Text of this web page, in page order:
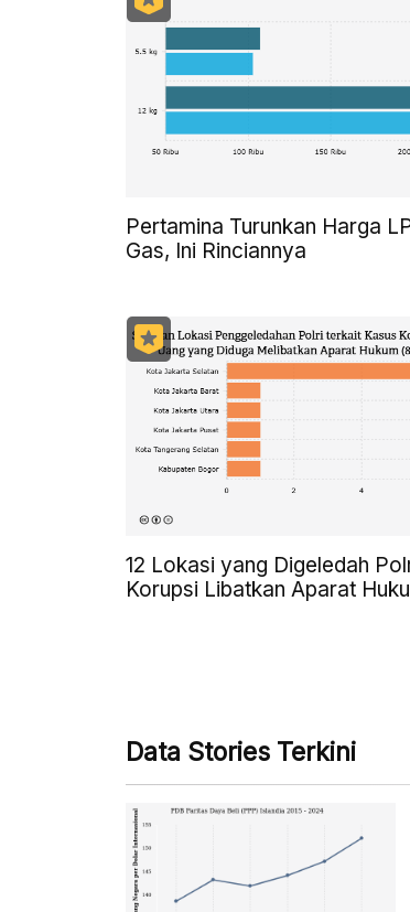
Pertamina Turunkan Harga
Gas, Ini Rinciannya
12 Lokasi yang Digeledah
Korupsi Libatkan Aparat
Data Stories Terkini